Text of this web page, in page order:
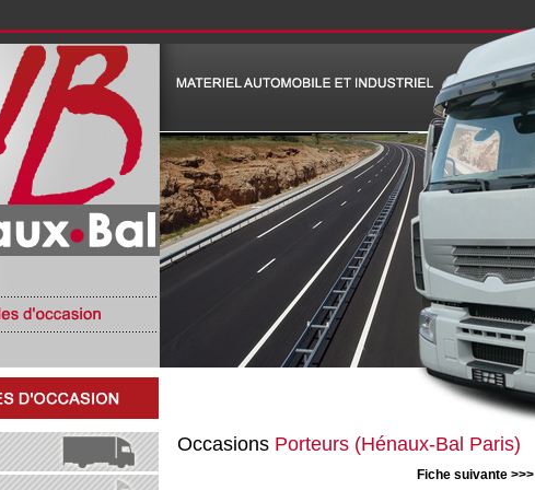
Occasions Porteurs (Hénaux-Bal Paris)
Fiche suivante >>>